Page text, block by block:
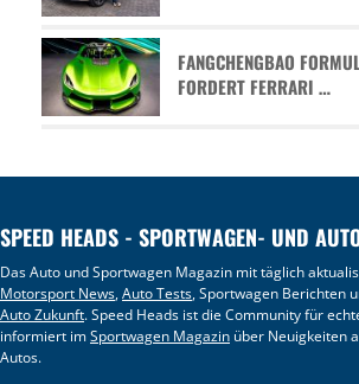
FANGCHENGBAO
FORDERT FERRARI …
SPEED HEADS - SPORTWAGEN- UND
Das Auto und Sportwagen Magazin mit täglich
Motorsport News,Auto Tests, Sportwagen Berichten
Auto Zukunft. Speed Heads ist die Community für
informiert imSportwagen Magazin über Neuigkeiten
Autos.